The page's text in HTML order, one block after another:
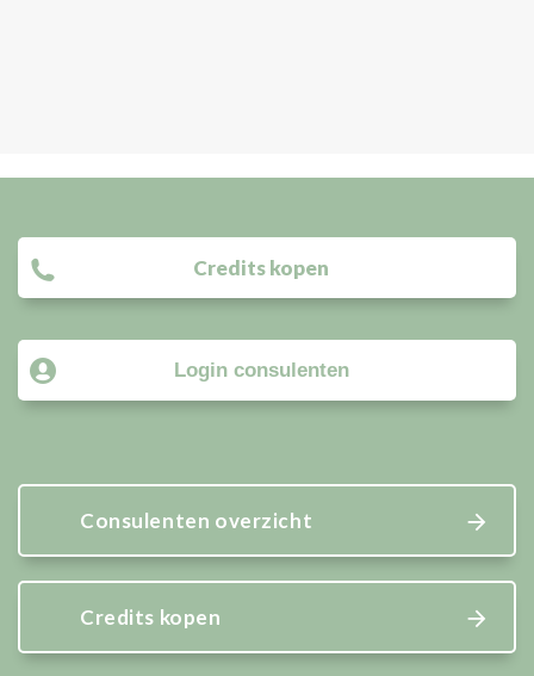
Credits kopen
Login consulenten
Consulenten overzicht
Credits kopen